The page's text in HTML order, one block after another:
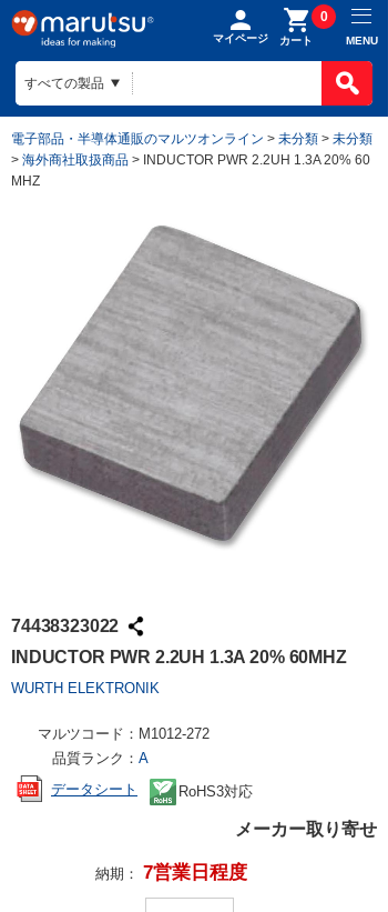
マイページ カート
0
MENU
電子部品・半導体通販のマルツオンライン > 未分類 > 未分類
> 海外商社取扱商品 > INDUCTOR PWR 2.2UH 1.3A 20% 60
MHZ
74438323022
INDUCTOR PWR 2.2UH 1.3A 20% 60MHZ
WURTH ELEKTRONIK
マルツコード： M1012-272
品質ランク： A
データシート
RoHS3対応
メーカー取り寄せ
納期： 7営業日程度